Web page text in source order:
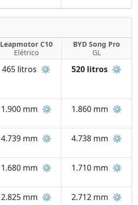
Leapmotor C10
Elétrico
BYD Song Pro
GL
465 litros ⚙️ 520 litros ⚙️
1.900 mm ⚙️ 1.860 mm ⚙️
4.739 mm ⚙️ 4.738 mm ⚙️
1.680 mm ⚙️ 1.710 mm ⚙️
2.825 mm ⚙️ 2.712 mm ⚙️